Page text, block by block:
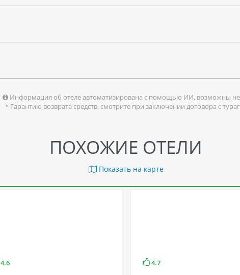
Информация об отеле автоматизирована с помощью ИИ, возможны
* Гарантию возврата средств, смотрите при заключении договора с
ПОХОЖИЕ ОТЕЛИ
Показать на карте
4.6 4.7